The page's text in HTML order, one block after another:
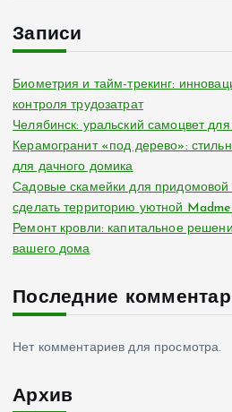
н
а
ц
и
з
а
Записи
Биометрия и тайм-трекинг:
контроля трудозатрат
Челябинск: уральский самоцвет
Керамогранит «под дерево»:
для дачного домика
Садовые скамейки для придомовой
сделать территорию уютной
Ремонт кровли: капитальное
вашего дома
Последние
Нет комментариев для просмотра.
Архив